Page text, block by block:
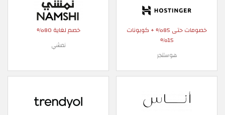
خصومات حتى 85% + كوبونات
15%
هوستنجر
خصم لغاية 80%
نمشي